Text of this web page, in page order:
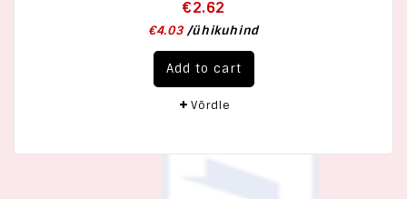
€2.62
€4.03 /ühikuhind
Add to cart
Võrdle